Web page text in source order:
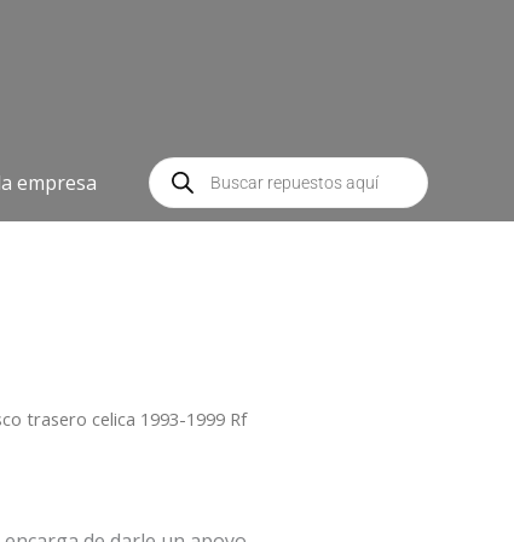
empresa
Búsqueda
de
productos
trasero celica 1993-1999 Rf